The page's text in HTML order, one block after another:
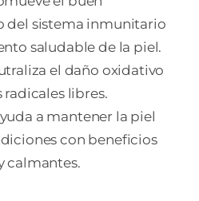
del sistema inmunitario
saludable de la piel.
el daño oxidativo
libres.
a mantener la piel
con beneficios
calmantes.